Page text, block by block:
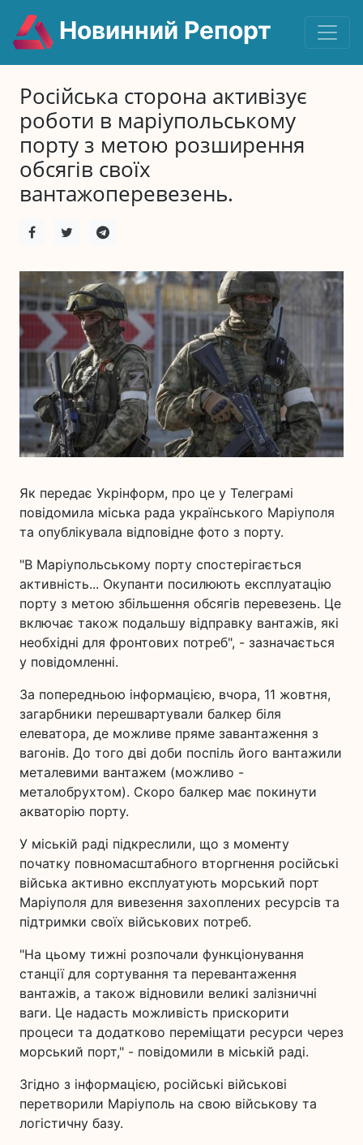
Новинний Репорт
Російська сторона активізує
роботи в маріупольському
порту з метою розширення
обсягів своїх
вантажоперевезень.
Як передає Укрінформ, про це у Телеграмі
повідомила міська рада українського Маріуполя
та опублікувала відповідне фото з порту.
"В Маріупольському порту спостерігається
активність... Окупанти посилюють експлуатацію
порту з метою збільшення обсягів перевезень. Це
включає також подальшу відправку вантажів, які
необхідні для фронтових потреб", - зазначається
у повідомленні.
За попередньою інформацією, вчора, 11 жовтня,
загарбники перешвартували балкер біля
елеватора, де можливе пряме завантаження з
вагонів. До того дві доби поспіль його вантажили
металевими вантажем (можливо -
металобрухтом). Скоро балкер має покинути
акваторію порту.
У міській раді підкреслили, що з моменту
початку повномасштабного вторгнення російські
війська активно експлуатують морський порт
Маріуполя для вивезення захоплених ресурсів та
підтримки своїх військових потреб.
"На цьому тижні розпочали функціонування
станції для сортування та перевантаження
вантажів, а також відновили великі залізничні
ваги. Це надасть можливість прискорити
процеси та додатково переміщати ресурси через
морський порт," - повідомили в міській раді.
Згідно з інформацією, російські військові
перетворили Маріуполь на свою військову та
логістичну базу.